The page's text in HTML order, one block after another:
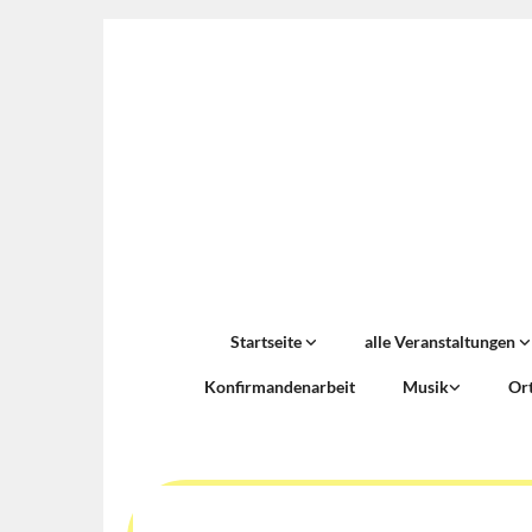
Startseite alle Veranstaltungen
Konfirmandenarbeit Musik